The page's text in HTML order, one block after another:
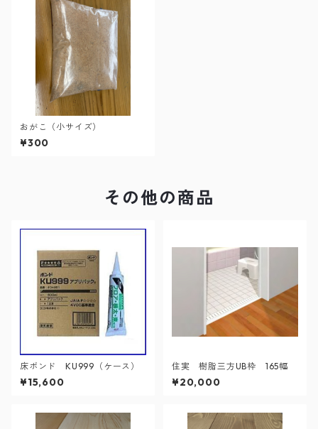
おがこ（小サイズ）
¥300
その他の商品
床ボンド KU999（ケース）
¥15,600
住実 樹脂三方UB枠 165幅
¥20,000